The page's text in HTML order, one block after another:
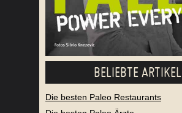
BELIEBTE ARTIKEL
Die besten Paleo Restaurants